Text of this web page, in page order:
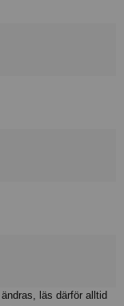
läs därför alltid